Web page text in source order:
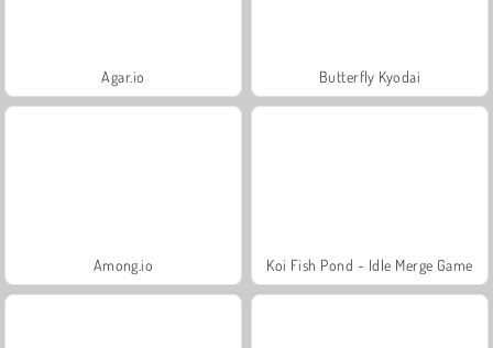
Agar.io Butterfly Kyodai
Among.io Koi Fish Pond - Idle Merge Game